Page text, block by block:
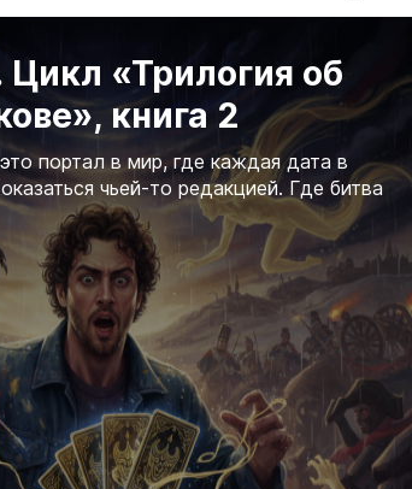
Цикл «Трилогия об
книга 2
портал в мир, где каждая дата в
чьей-то редакцией. Где битва